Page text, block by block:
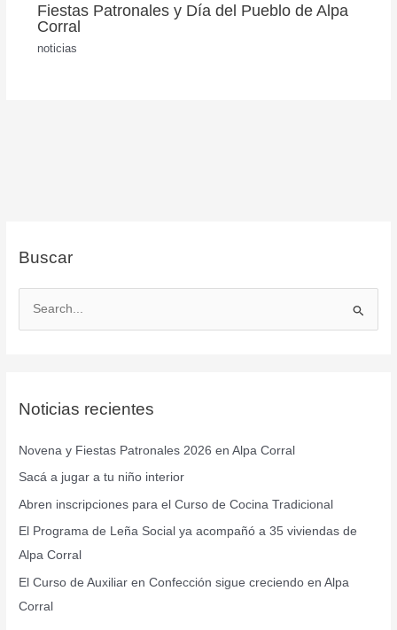
Fiestas Patronales y Día del Pueblo de Alpa
Corral
noticias
Buscar
a
p
o
r
:
Noticias recientes
Novena y Fiestas Patronales 2026 en Alpa Corral
Sacá a jugar a tu niño interior
Abren inscripciones para el Curso de Cocina Tradicional
El Programa de Leña Social ya acompañó a 35 viviendas de
Alpa Corral
El Curso de Auxiliar en Confección sigue creciendo en Alpa
Corral